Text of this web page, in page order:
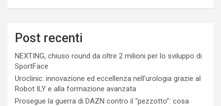
Post recenti
NEXTING, chiuso round da oltre 2 milioni per lo sviluppo di
SportFace
Uroclinic: innovazione ed eccellenza nell’urologia grazie al
Robot ILY e alla formazione avanzata
Prosegue la guerra di DAZN contro il “pezzotto”: cosa